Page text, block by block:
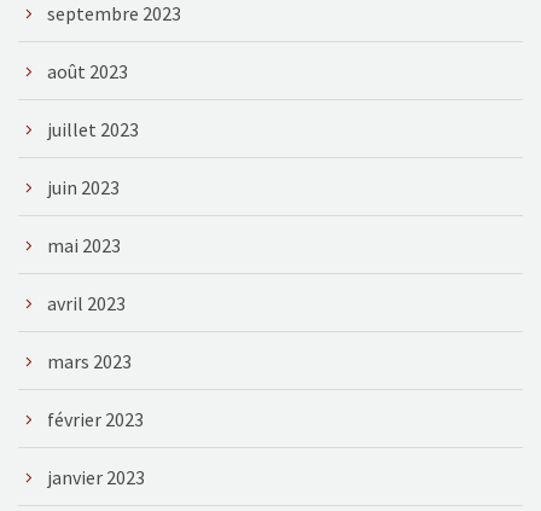
septembre 2023
août 2023
juillet 2023
juin 2023
mai 2023
avril 2023
mars 2023
février 2023
janvier 2023